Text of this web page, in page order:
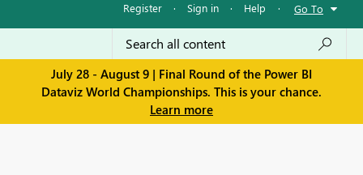
Register · Sign in · Help · Go To
July 28 - August 9 | Final Round of the Power BI
Dataviz World Championships. This is your chance.
Learn more